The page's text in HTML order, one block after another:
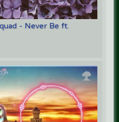
- Never Be ft.